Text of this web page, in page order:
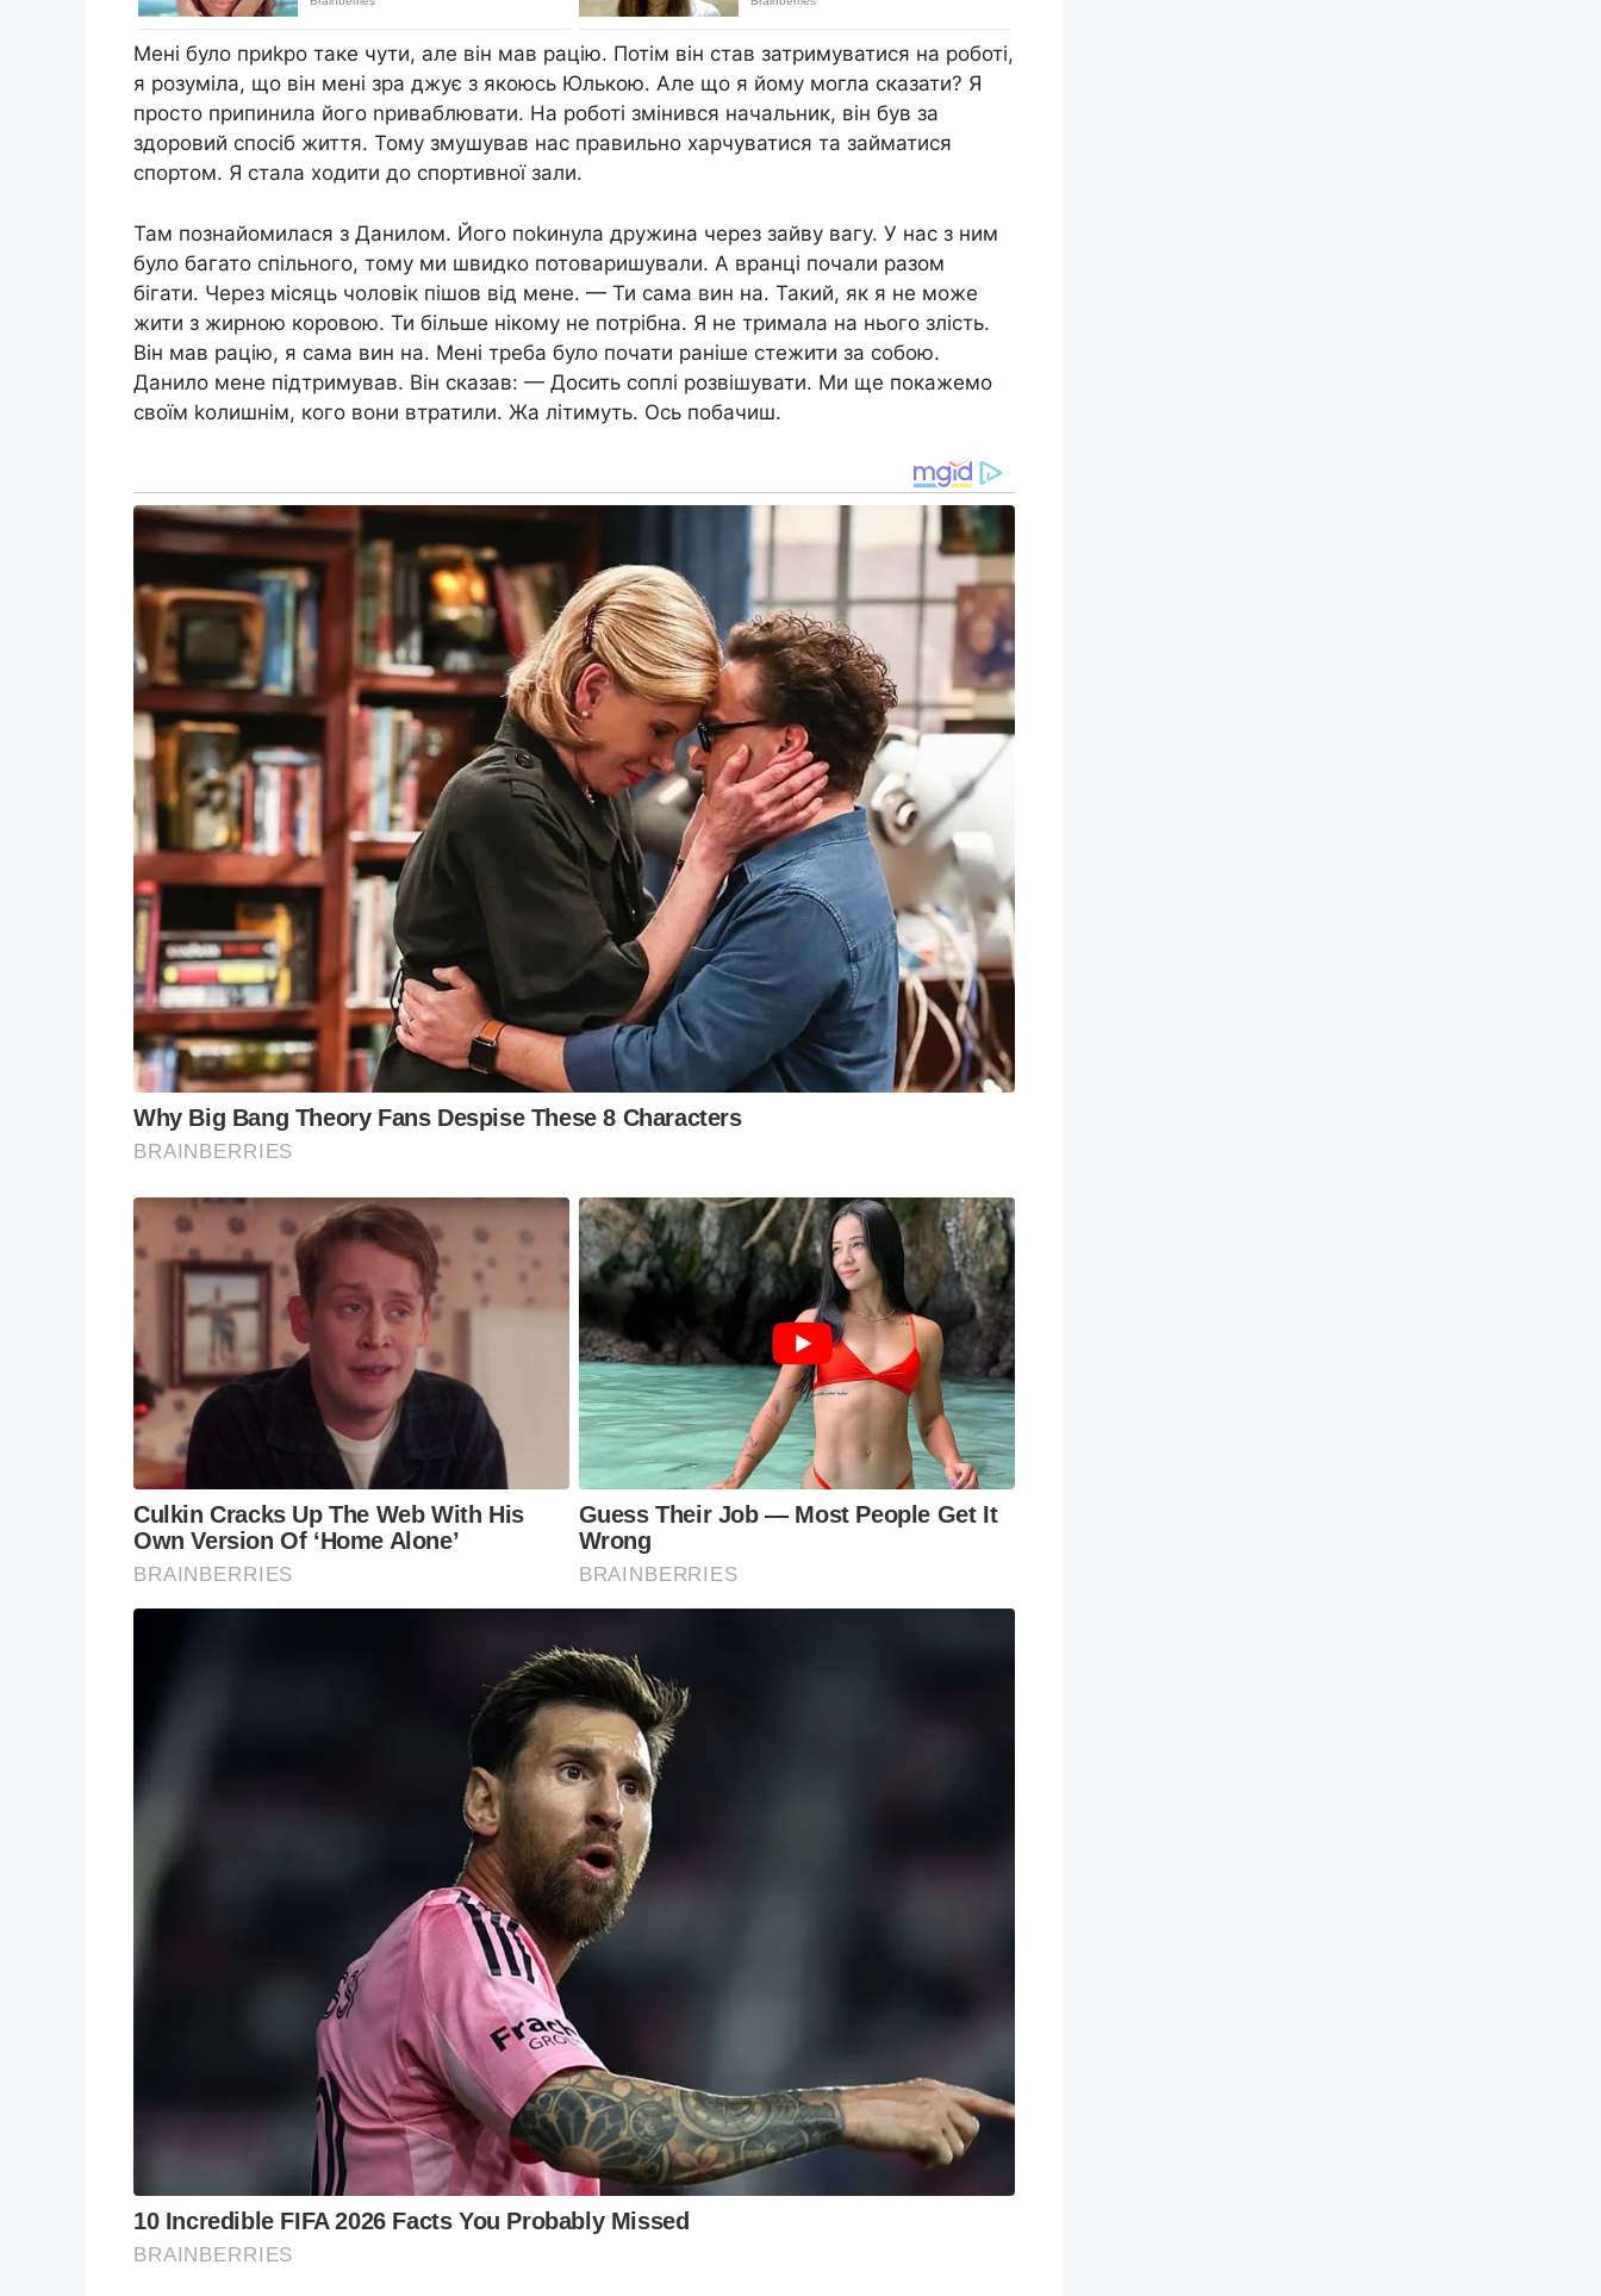
Мені було приkро таке чути, але він мав рацію. Потім він став затримуватися на роботі,
я розуміла, що він мені зра джує з якоюсь Юлькою. Але що я йому могла сказати? Я
просто припинила його nриваблювати. На роботі змінився начальник, він був за
здоровий спосіб життя. Тому змушував нас правильно харчуватися та займатися
спортом. Я стала ходити до спортивної зали.
Там познайомилася з Данилом. Його поkинула дружина через зайву вагу. У нас з ним
було багато спільного, тому ми швидко потоваришували. А вранці почали разом
бігати. Через місяць чоловік пішов від мене. — Ти сама вин на. Такий, як я не може
жити з жирною коровою. Ти більше нікому не потрібна. Я не тримала на нього злість.
Він мав рацію, я сама вин на. Мені треба було почати раніше стежити за собою.
Данило мене підтримував. Він сказав: — Досить соплі розвішувати. Ми ще покажемо
своїм kолишнім, кого вони втратили. Жа літимуть. Ось побачиш.